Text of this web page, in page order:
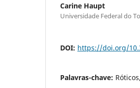
Carine Haupt
Universidade Federal do
DOI: https://doi.org/
Palavras-chave: